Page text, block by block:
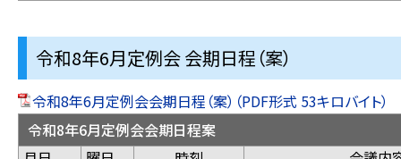
令和8年6月定例会 会期日程（案）
令和8年6月定例会会期日程（案）（PDF形式 53キロバイト）
令和8年6月定例会会期日程案